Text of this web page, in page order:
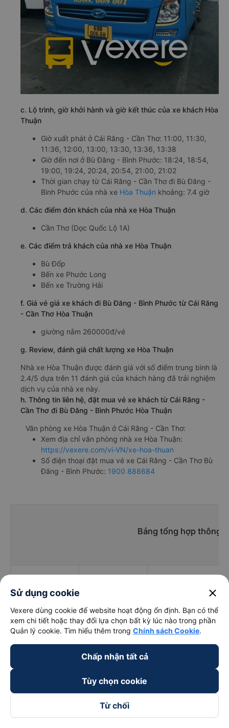
c. Lộ trình, giờ khởi hành và giờ kết thúc của xe khách Hòa
Thuận
Giờ xuất phát ở Cái Răng - Cần Thơ: 11:00, 11:30,
11:36, 12:00, 13:00, 13:30, 13:36, 13:38
Giờ đến nơi ở Bù Đăng - Bình Phước: 18:24, 18:54,
19:00, 19:24, 20:24, 20:54, 21:00, 21:02
Bình Phước của nhà xe Hòa Thuận
d. Các điểm đón khách của nhà xe Hòa Thuận
Cần Thơ (Dọc Quốc Lộ 1A)
e. Các điểm trả khách của nhà xe Hòa Thuận
Bù Đốp
Bến xe Phước Long
- Cần Thơ Hòa Thuận
giường nằm 260000đ/vé
g. Review, đánh giá chất lượng xe Hòa Thuận
Nhà xe Hòa Thuận được đánh giá với số điểm trung bình là
2.4/5 dựa trên 11 đánh giá của khách hàng đã trải nghiệm
dịch vụ của nhà xe này.
h. Thông tin liên hệ, đặt mua vé xe khách từ Cái Răng -
Cần Thơ đi Bù Đăng - Bình Phước Hòa Thuận
Văn phòng xe Hòa Thuận ở Cái Răng - Cần Thơ:
Xem địa chỉ văn phòng nhà xe Hòa Thuận:
Giờ
chạy
Linh
Sử dụng cookie close
Vexere dùng cookie để website hoạt động ổn định. Bạn có thể
xem chi tiết hoặc thay đổi lựa chọn bất kỳ lúc nào trong phần
Quản lý cookie. Tìm hiểu thêm trong Chính sách Cookie.
Chấp nhận tất cả
Tùy chọn cookie
Từ chối